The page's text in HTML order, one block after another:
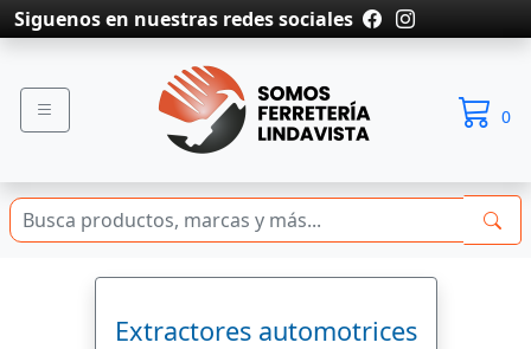
Siguenos en nuestras redes sociales
0
Extractores automotrices